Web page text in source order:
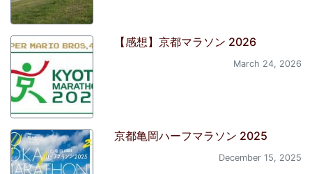
【感想】京都マラソン 2026
March 24, 2026
京都亀岡ハーフマラソン 2025
December 15, 2025